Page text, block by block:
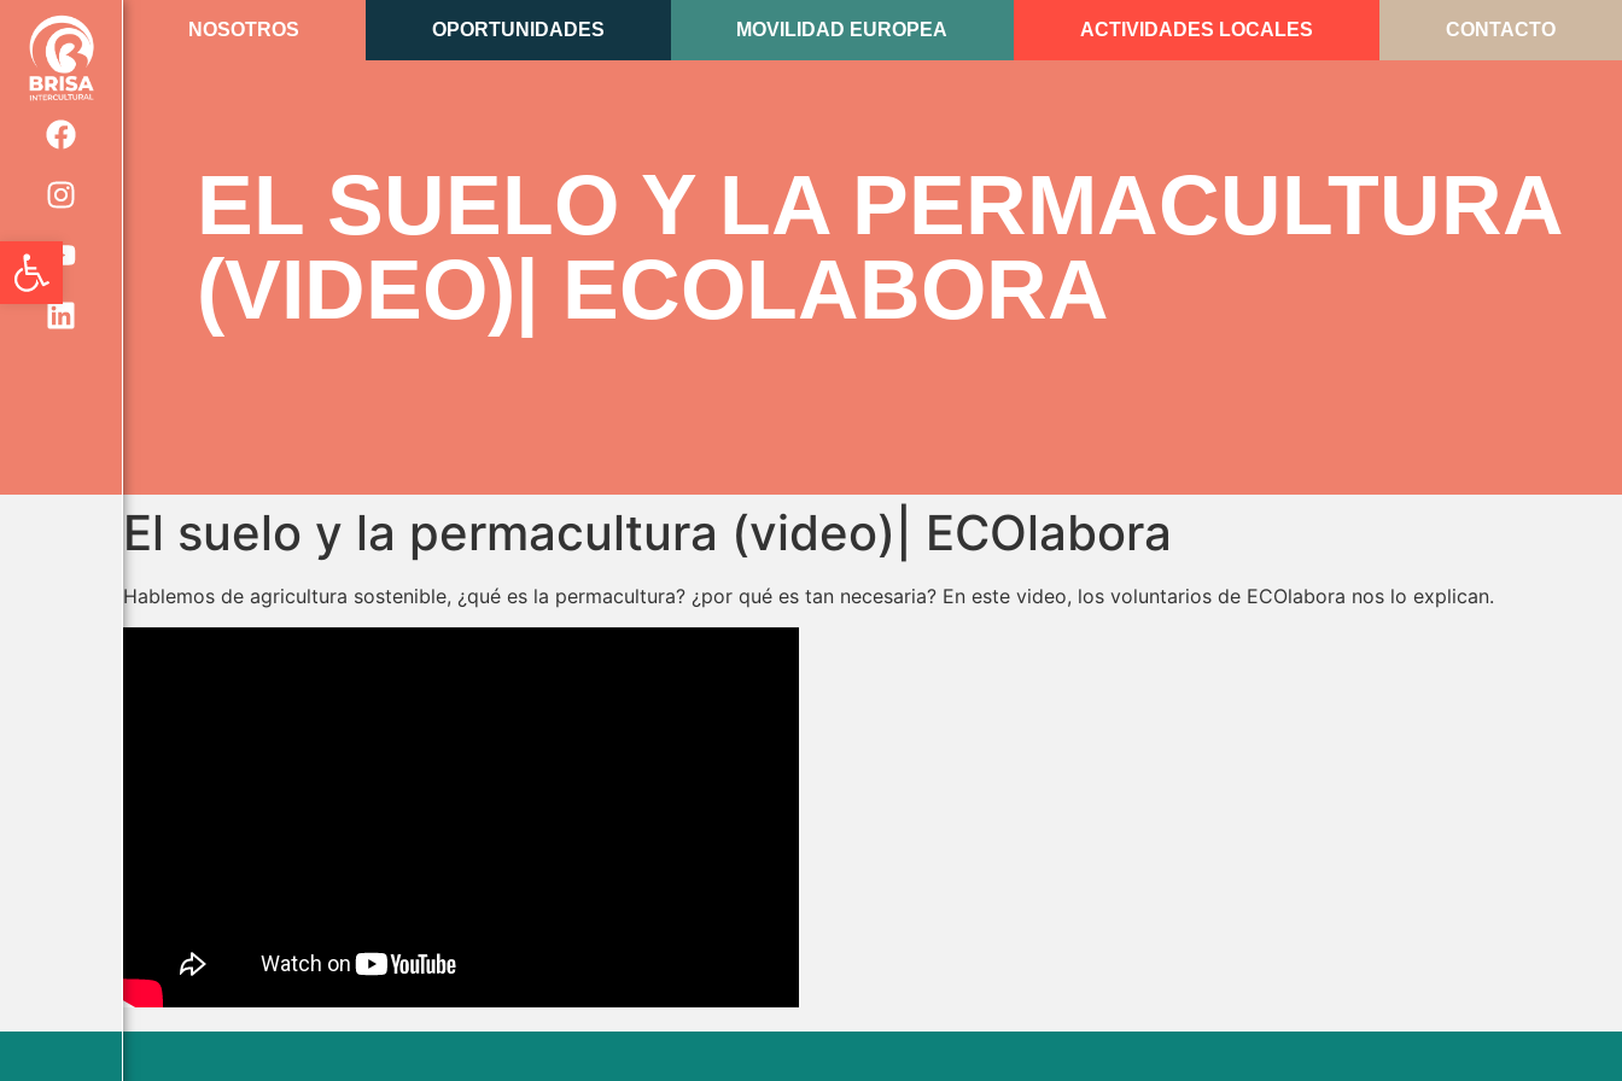
Abrir barra de herramientas
NOSOTROS OPORTUNIDADES MOVILIDAD EUROPEA ACTIVIDADES LOCALES CONTACTO
EL SUELO Y LA PERMACULTURA
(VIDEO)| ECOLABORA
El suelo y la permacultura (video)| ECOlabora
Hablemos de agricultura sostenible, ¿qué es la permacultura? ¿por qué es tan necesaria? En este video, los voluntarios de ECOlabora nos lo explican.